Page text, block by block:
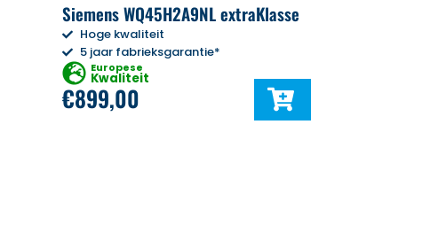
Siemens WQ45H2A9NL extraKlasse
Hoge kwaliteit
5 jaar fabrieksgarantie*
Europese
Kwaliteit
€899,00